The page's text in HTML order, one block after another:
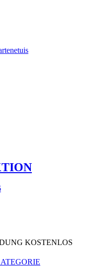
KOSTENLOS